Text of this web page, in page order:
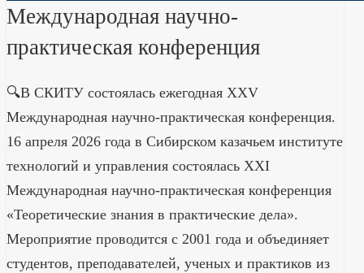
Международная научно-
практическая конференция
🔍В СКИТУ состоялась ежегодная XXV
Международная научно-практическая конференция.
16 апреля 2026 года в Сибирском казачьем институте
технологий и управления состоялась XXI
Международная научно-практическая конференция
«Теоретические знания в практические дела».
Мероприятие проводится с 2001 года и объединяет
студентов, преподавателей, ученых и практиков из